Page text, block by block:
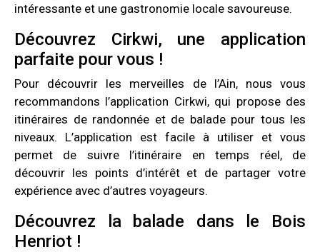
intéressante et une gastronomie locale savoureuse.
Découvrez Cirkwi, une application
parfaite pour vous !
Pour découvrir les merveilles de l’Ain, nous vous
recommandons l’application Cirkwi, qui propose des
itinéraires de randonnée et de balade pour tous les
niveaux. L’application est facile à utiliser et vous
permet de suivre l’itinéraire en temps réel, de
découvrir les points d’intérêt et de partager votre
expérience avec d’autres voyageurs.
Découvrez la balade dans le Bois
Henriot !